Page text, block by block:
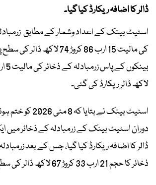
ڈالر کا اضافہ ریکارڈ کیا گیا۔
اسٹیٹ بینک کے اعداد وشمار کے مطابق
کی مالیت 15 ارب 86 کروڑ 74
لاکھ ڈالر ریکارڈ کی گئی۔
اسٹیٹ بینک نے
ڈالر کا اضافہ ریکارڈ کیا گیا، جس کے بعد
ذخائر کا حجم 21 ارب 33 کروڑ 67 لاکھ ڈالر کی سطح پر آگئے ہیں۔